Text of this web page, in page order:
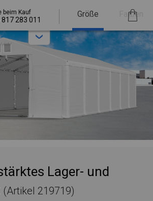
beim Kauf
283 011
Größe Farben
Lager- und
(Artikel 219719)